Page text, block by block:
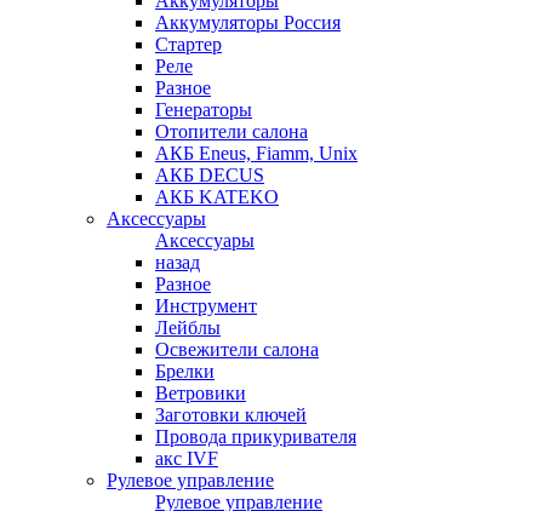
Аккумуляторы Россия
Стартер
Реле
Разное
Генераторы
Отопители салона
АКБ Eneus, Fiamm, Unix
АКБ DECUS
АКБ KATEKO
Аксессуары
Аксессуары
назад
Разное
Инструмент
Лейблы
Освежители салона
Брелки
Ветровики
Заготовки ключей
Провода прикуривателя
акс IVF
Рулевое управление
Рулевое управление